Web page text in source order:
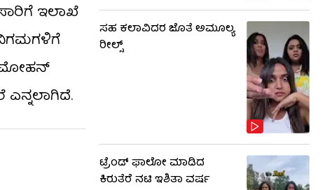
ಇಲಾಖೆ
ಮೋಹನ್
ಎನ್ನಲಾಗಿದೆ.
ಸಹ ಕಲಾವಿದರ ಜೊತೆ ಅಮೂಲ್ಯ
ರೀಲ್ಸ್
ಟ್ರೆಂಡ್​​ ಫಾಲೋ ಮಾಡಿದ
ಕಿರುತೆರೆ ನಟಿ ಇಶಿತಾ ವರ್ಷ